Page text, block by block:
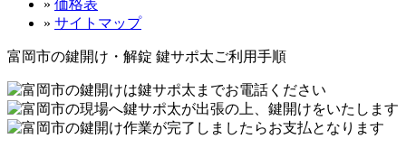
» 価格表
» サイトマップ
富岡市の鍵開け・解錠 鍵サポ太ご利用手順